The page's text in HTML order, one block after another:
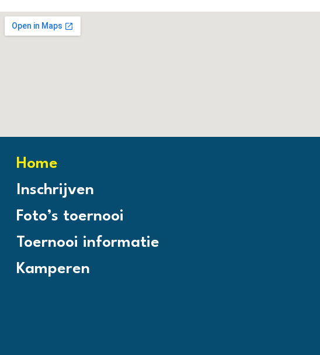
Home
Inschrijven
Foto’s toernooi
Toernooi informatie
Kamperen